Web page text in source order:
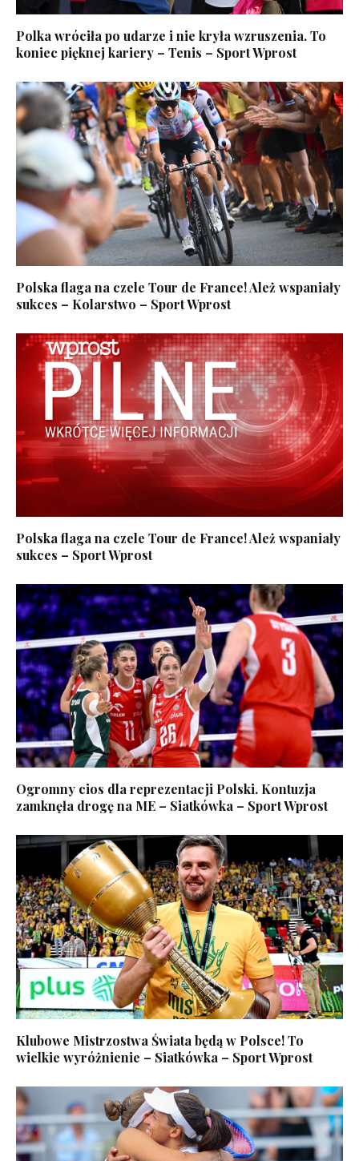
Polka wróciła po udarze i nie kryła wzruszenia. To
koniec pięknej kariery – Tenis – Sport Wprost
Polska flaga na czele Tour de France! Ależ wspaniały
sukces – Kolarstwo – Sport Wprost
Polska flaga na czele Tour de France! Ależ wspaniały
sukces – Sport Wprost
Ogromny cios dla reprezentacji Polski. Kontuzja
zamknęła drogę na ME – Siatkówka – Sport Wprost
Klubowe Mistrzostwa Świata będą w Polsce! To
wielkie wyróżnienie – Siatkówka – Sport Wprost